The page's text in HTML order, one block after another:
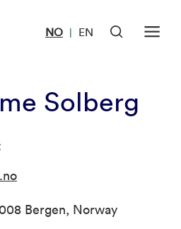
NO | EN
Solberg
Bergen, Norway